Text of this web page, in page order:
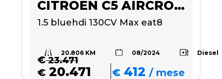
CITROEN C5 AIRCROSS
1.5 bluehdi 130CV Max eat8
20.806 KM 08/2024 Diesel
€23.471
€ 20.471 € 412 /mese